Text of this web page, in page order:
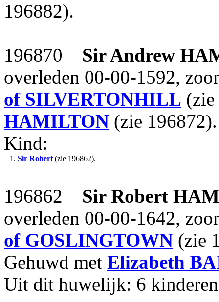
196882).
196870 Sir Andrew
overleden 00-00-1592,
of SILVERTONHILL
HAMILTON (zie 196872).
Kind:
1. Sir Robert (zie 196862).
196862 Sir Robert
overleden 00-00-1642,
of GOSLINGTOWN (zie
Gehuwd met Elizabeth
Uit dit huwelijk: 6